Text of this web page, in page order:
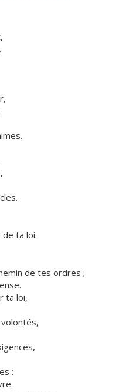
de ta loi.
in de tes ordres ;
r ta loi,
: